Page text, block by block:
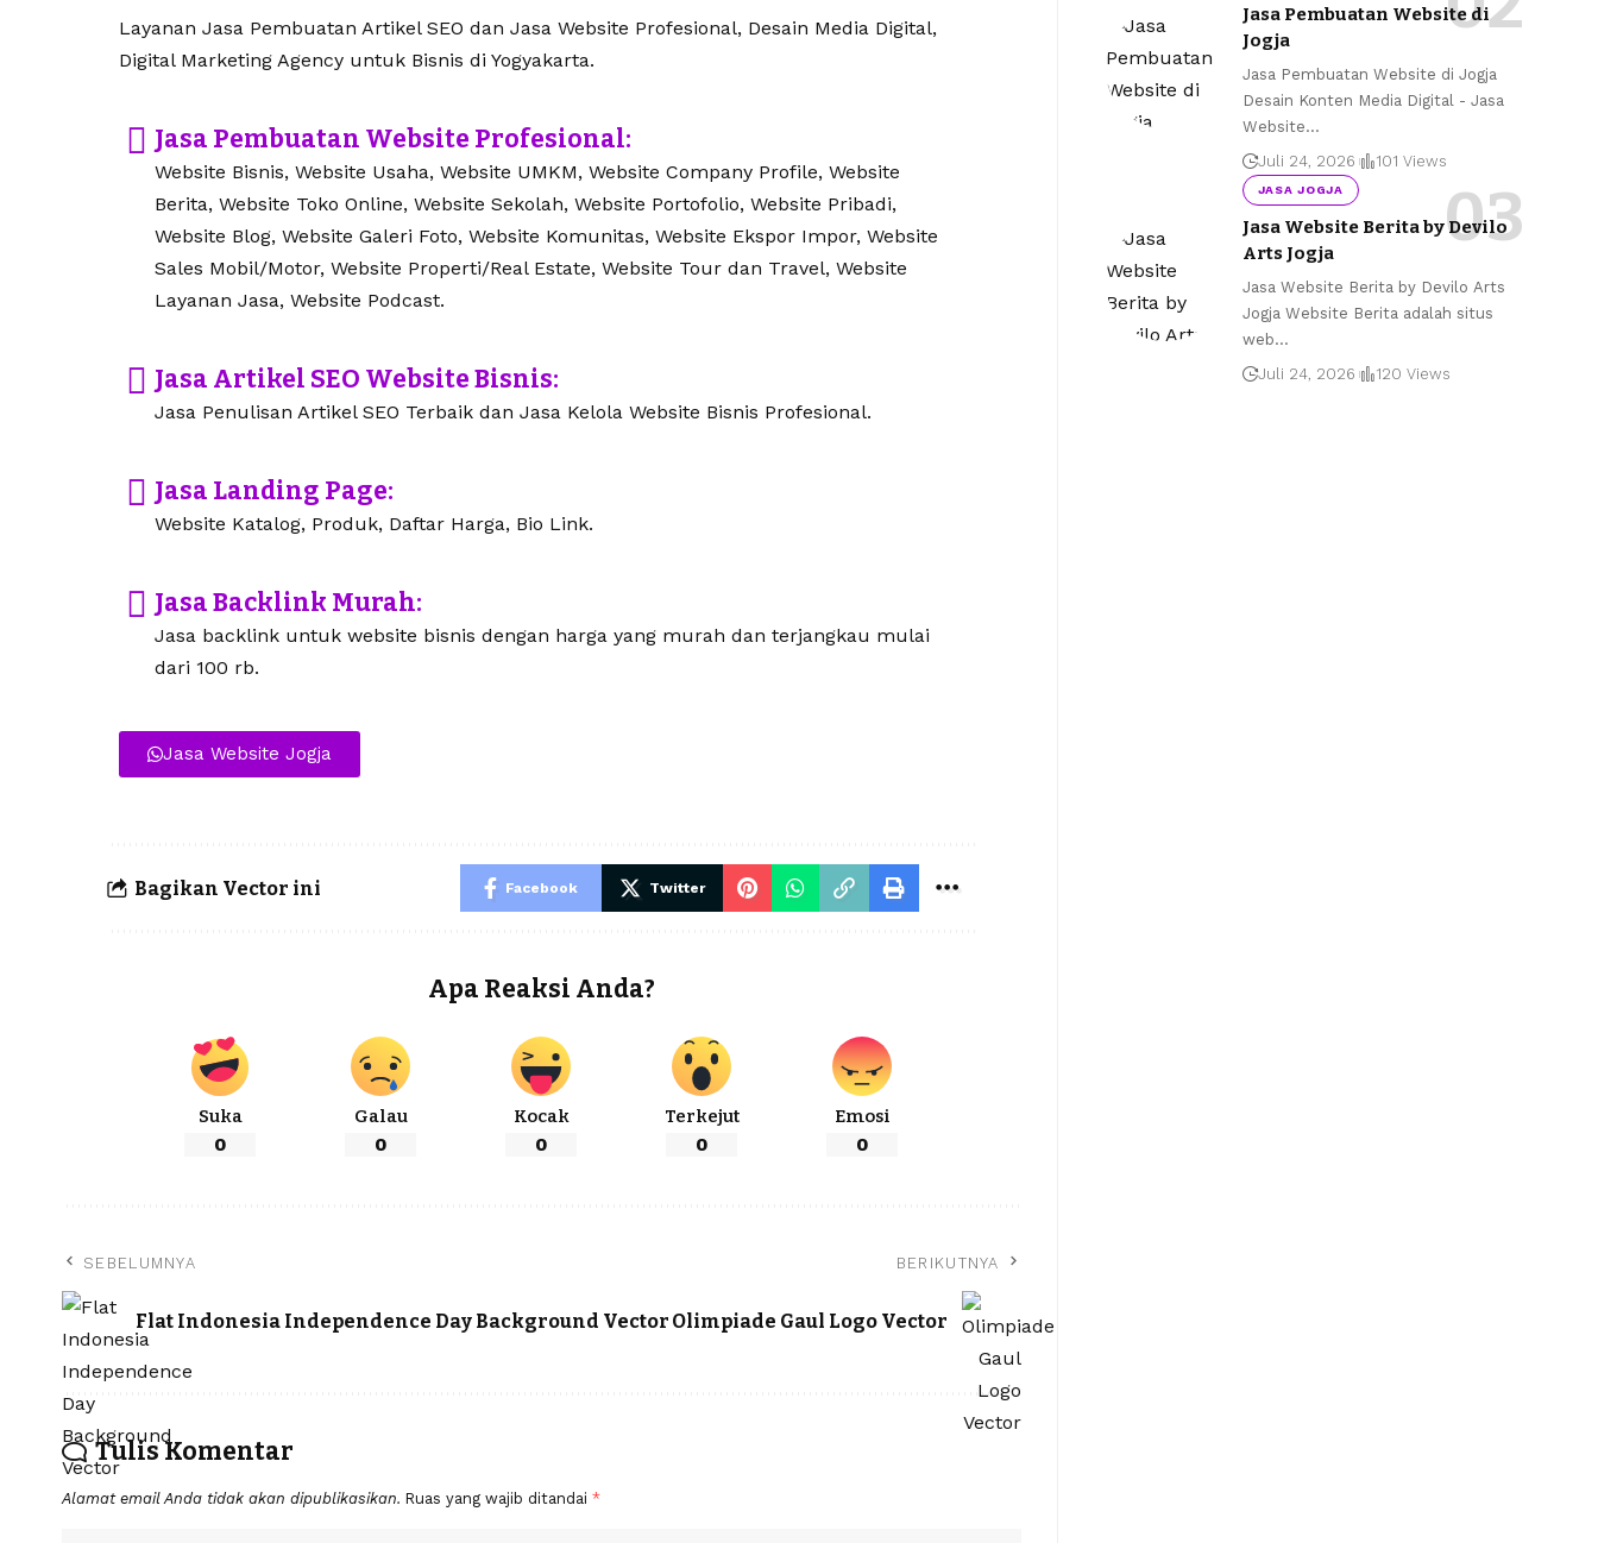
Layanan Jasa Pembuatan Artikel SEO dan Jasa Website Profesional, Desain Media Digital,
Digital Marketing Agency untuk Bisnis di Yogyakarta.
Jasa Pembuatan Website Profesional:
Website Bisnis, Website Usaha, Website UMKM, Website Company Profile, Website
Berita, Website Toko Online, Website Sekolah, Website Portofolio, Website Pribadi,
Website Blog, Website Galeri Foto, Website Komunitas, Website Ekspor Impor, Website
Sales Mobil/Motor, Website Properti/Real Estate, Website Tour dan Travel, Website
Layanan Jasa, Website Podcast.
Jasa Artikel SEO Website Bisnis:
Jasa Penulisan Artikel SEO Terbaik dan Jasa Kelola Website Bisnis Profesional.
Jasa Landing Page:
Website Katalog, Produk, Daftar Harga, Bio Link.
Jasa Backlink Murah:
Jasa backlink untuk website bisnis dengan harga yang murah dan terjangkau mulai
dari 100 rb.
Jasa Website Jogja
Bagikan Vector ini Facebook Twitter
Apa Reaksi Anda?
Suka
0
Galau
0
Kocak
0
Terkejut
0
Emosi
0
SEBELUMNYA
Flat Indonesia Independence Day Background Vector
BERIKUTNYA
Olimpiade Gaul Logo Vector
Tulis Komentar
Alamat email Anda tidak akan dipublikasikan. Ruas yang wajib ditandai *
Jasa Pembuatan Website di
Jogja
Jasa Pembuatan Website di Jogja
Desain Konten Media Digital - Jasa
Website…
Juli 24, 2026
101 Views
JASA JOGJA
Jasa Website Berita by Devilo
Arts Jogja
Jasa Website Berita by Devilo Arts
Jogja Website Berita adalah situs
web…
Juli 24, 2026
120 Views